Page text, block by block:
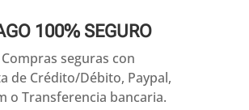
100% SEGURO
Compras seguras con
de Crédito/Débito, Paypal,
o Transferencia bancaria.